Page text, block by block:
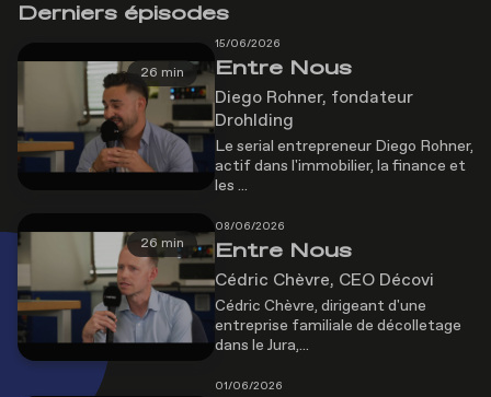
Derniers épisodes
26 min
15/06/2026
Entre Nous
Diego Rohner, fondateur
Drohlding
Le serial entrepreneur Diego Rohner,
actif dans l'immobilier, la finance et
les ...
26 min
08/06/2026
Entre Nous
Cédric Chèvre, CEO Décovi
Cédric Chèvre, dirigeant d'une
entreprise familiale de décolletage
dans le Jura,...
01/06/2026